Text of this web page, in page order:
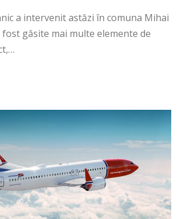
a intervenit astăzi în comuna Mihai
găsite mai multe elemente de